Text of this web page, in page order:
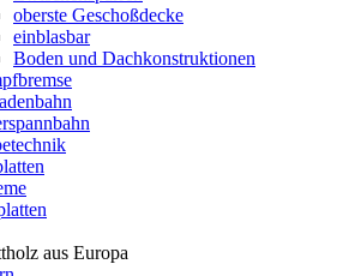
oberste Geschoßdecke
einblasbar
Boden und Dachkonstruktionen
aus Europa